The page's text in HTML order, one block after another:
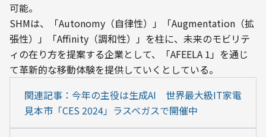
可能。
SHMは、「Autonomy（自律性）」「Augmentation（拡
張性）」「Affinity（調和性）」を柱に、未来のモビリテ
ィの在り方を提案する企業として、「AFEELA 1」を通じ
て革新的な移動体験を提供していくとしている。
関連記事：今年の主役は生成AI　世界最大級IT家電
見本市「CES 2024」ラスベガスで開催中